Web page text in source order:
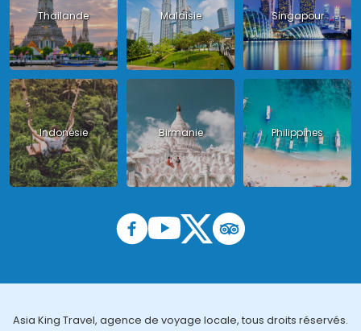
Thailande Malaisie Singapour
Indonésie Birmanie Philippines
Asia King Travel, agence de voyage locale, tous droits réservés.